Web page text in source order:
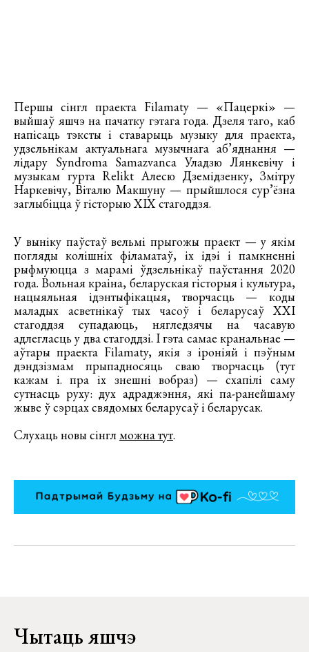
Першы сінгл праекта Filamaty — «Пацеркі» —
выйшаў яшчэ на пачатку гэтага года. Дзеля таго, каб
напісаць тэксты і ставарыць музыку для праекта,
удзельнікам актуальнага музычнага аб’яднання —
лідару Syndroma Samazvanca Уладзю Лянкевічу і
музыкам гурта Relikt Алесю Дземідзенку, Змітру
Наркевічу, Віталю Макшуну — прыйшлося сур’ёзна
заглыбіцца ў гісторыю XIX стагоддзя.
У выніку паўстаў вельмі прыгожы праект — у якім
погляды колішніх філаматаў, іх ідэі і памкненні
рыфмуюцца з марамі ўдзельнікаў паўстання 2020
года. Вольная краіна, беларуская гісторыя і культура,
нацыяльная ідэнтыфікацыя, творчасць — коды
маладых асветнікаў тых часоў і беларусаў XXI
стагоддзя супадаюць, нягледзячы на часавую
адлегласць у два стагоддзі. І гэта самае кранальнае —
аўтары праекта Filamaty, якія з іроніяй і пэўным
дэндзізмам прыпадносяць сваю творчасць (тут
кажам і. пра іх знешні вобраз) — схапілі саму
сутнасць руху: дух адраджэння, які па-ранейшаму
жыве ў сэрцах свядомых беларусаў і беларусак.
Слухаць новы сінгл можна тут.
Чытаць яшчэ